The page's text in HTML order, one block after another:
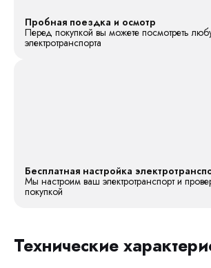
Пробная поездка и осмотр
Перед покупкой вы можете посмотреть
электротранспорта
Бесплатная настройка
Мы настроим ваш электротранспорт и
покупкой
Технические